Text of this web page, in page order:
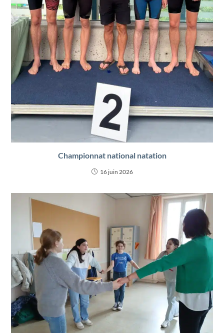
Championnat national natation
16 juin 2026